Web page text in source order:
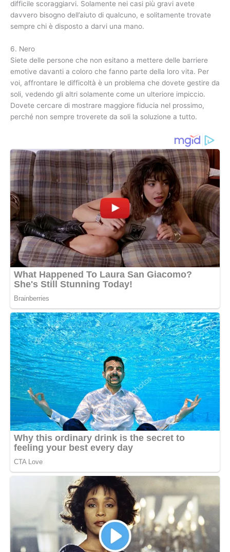
difficile scoraggiarvi. Solamente nei casi più gravi avete
davvero bisogno dell’aiuto di qualcuno, e solitamente trovate
sempre chi è disposto a darvi una mano.
6. Nero
Siete delle persone che non esitano a mettere delle barriere
emotive davanti a coloro che fanno parte della loro vita. Per
voi, affrontare le difficoltà è un problema che dovete gestire da
soli, vedendo gli altri solamente come un ulteriore impiccio.
Dovete cercare di mostrare maggiore fiducia nel prossimo,
perché non sempre troverete da soli la soluzione a tutto.